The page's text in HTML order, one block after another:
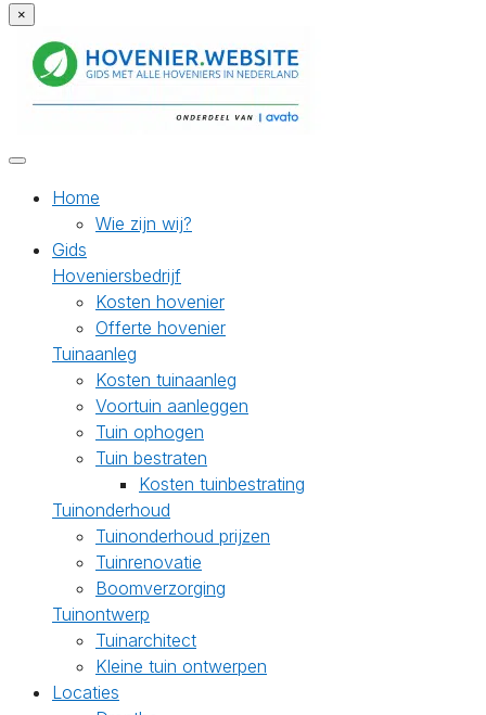
×
Home
Wie zijn wij?
Gids
Hoveniersbedrijf
Kosten hovenier
Offerte hovenier
Tuinaanleg
Kosten tuinaanleg
Voortuin aanleggen
Tuin ophogen
Tuin bestraten
Kosten tuinbestrating
Tuinonderhoud
Tuinonderhoud prijzen
Tuinrenovatie
Boomverzorging
Tuinontwerp
Tuinarchitect
Kleine tuin ontwerpen
Locaties